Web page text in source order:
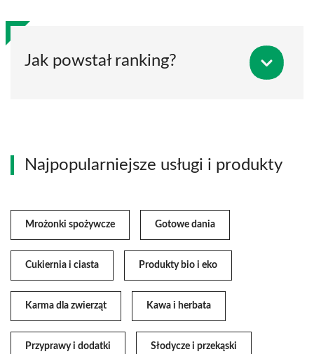
Jak powstał ranking?
Najpopularniejsze usługi i produkty
Mrożonki spożywcze Gotowe dania
Cukiernia i ciasta Produkty bio i eko
Karma dla zwierząt Kawa i herbata
Przyprawy i dodatki Słodycze i przekąski